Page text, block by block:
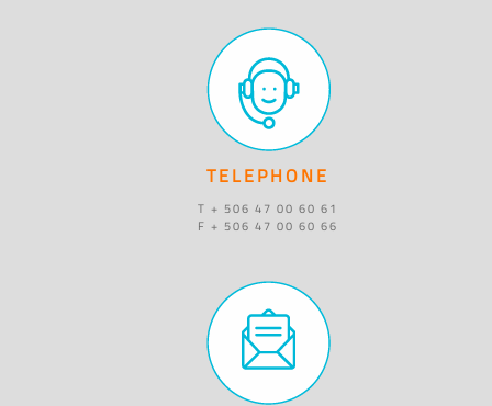
TELEPHONE
T + 506 47 00 60 61
F + 506 47 00 60 66